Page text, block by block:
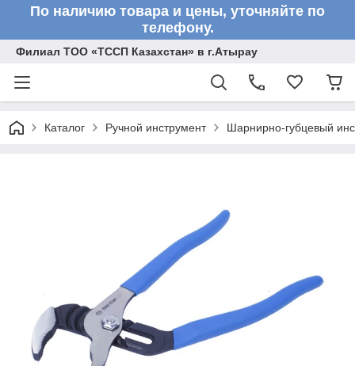
По наличию товара и цены, уточняйте по
телефону.
Филиал ТОО «ТССП Казахстан» в г.Атырау
Каталог Ручной инструмент Шарнирно-губцевый